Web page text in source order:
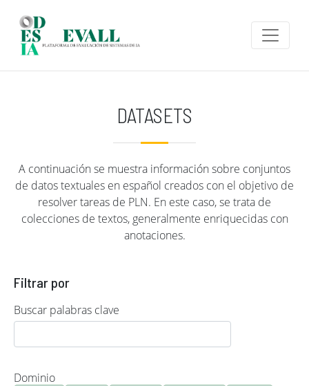
DATASETS
A continuación se muestra información sobre conjuntos
de datos textuales en español creados con el objetivo de
resolver tareas de PLN. En este caso, se trata de
colecciones de textos, generalmente enriquecidas con
anotaciones.
Filtrar por
Buscar palabras clave
Dominio